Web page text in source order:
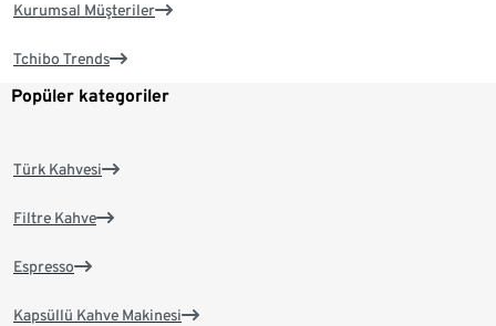
Kurumsal Müşteriler
Tchibo Trends
Popüler kategoriler
Türk Kahvesi
Filtre Kahve
Espresso
Kapsüllü Kahve Makinesi